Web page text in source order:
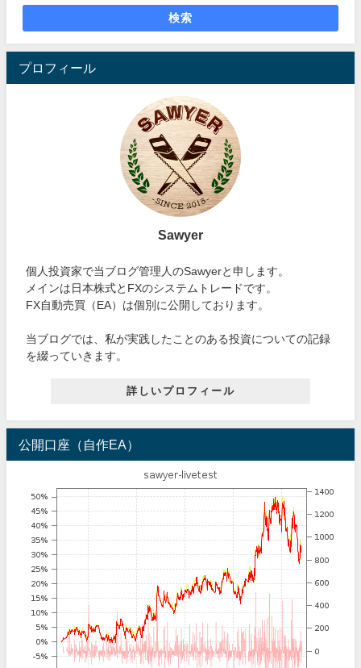
検索
プロフィール
Sawyer
個人投資家で当ブログ管理人のSawyerと申します。
メインは日本株式とFXのシステムトレードです。
FX自動売買（EA）は個別に公開しております。
当ブログでは、私が実践したことのある投資についての記録
を綴っていきます。
詳しいプロフィール
公開口座（自作EA）